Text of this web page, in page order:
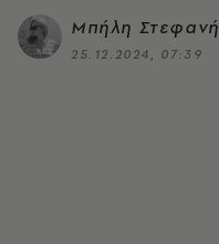
Μπήλη Στεφανή
25.12.2024, 07:39